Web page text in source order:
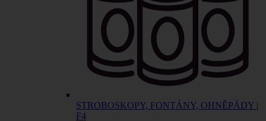
STROBOSKOPY, FONTÁNY, OHNĚPÁDY |
F4